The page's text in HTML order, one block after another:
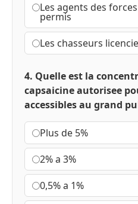
Les agents des
permis
Les chasseurs
4. Quelle est la
capsaicine autorisee
accessibles au grand
Plus de 5%
2% a 3%
0,5% a 1%